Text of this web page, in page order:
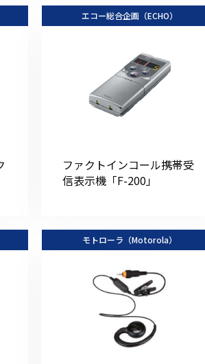
エコー総合企画（ECHO）
ファクトインコール携帯受
信表示機「F-200」
モトローラ（Motorola）